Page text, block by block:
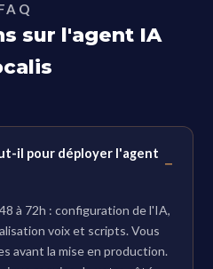
sur l'agent IA
il pour déployer l'agent
à 72h : configuration de l'IA,
voix et scripts. Vous
avant la mise en production.